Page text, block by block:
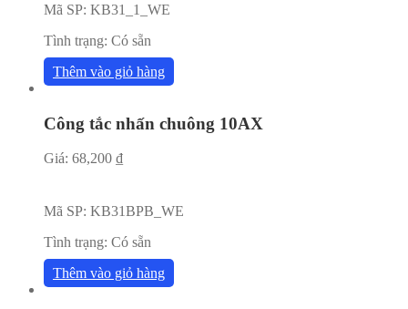
Mã SP: KB31_1_WE
Tình trạng: Có sẵn
Thêm vào giỏ hàng
Công tắc nhấn chuông 10AX
Giá: 68,200 ₫
Mã SP: KB31BPB_WE
Tình trạng: Có sẵn
Thêm vào giỏ hàng